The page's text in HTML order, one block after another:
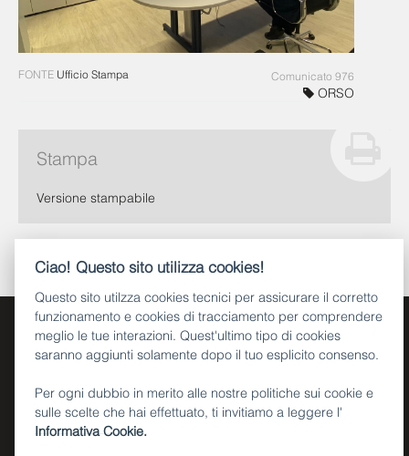
FONTE Ufficio Stampa Comunicato 976
ORSO
Stampa
Versione stampabile
Ciao! Questo sito utilizza cookies!
Questo sito utilzza cookies tecnici per assicurare il corretto
funzionamento e cookies di tracciamento per comprendere
meglio le tue interazioni. Quest'ultimo tipo di cookies
saranno aggiunti solamente dopo il tuo esplicito consenso.
Per ogni dubbio in merito alle nostre politiche sui cookie e
sulle scelte che hai effettuato, ti invitiamo a leggere l'
Informativa Cookie.